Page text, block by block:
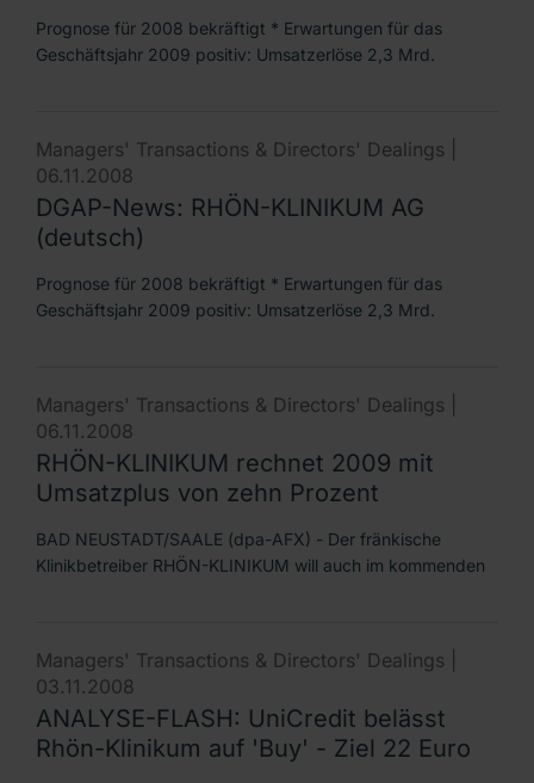
Prognose für 2008 bekräftigt * Erwartungen für das
Geschäftsjahr 2009 positiv: Umsatzerlöse 2,3 Mrd.
Managers' Transactions & Directors' Dealings |
06.11.2008
DGAP-News: RHÖN-KLINIKUM AG
(deutsch)
Prognose für 2008 bekräftigt * Erwartungen für das
Geschäftsjahr 2009 positiv: Umsatzerlöse 2,3 Mrd.
Managers' Transactions & Directors' Dealings |
06.11.2008
RHÖN-KLINIKUM rechnet 2009 mit
Umsatzplus von zehn Prozent
BAD NEUSTADT/SAALE (dpa-AFX) - Der fränkische
Klinikbetreiber RHÖN-KLINIKUM will auch im kommenden
Managers' Transactions & Directors' Dealings |
03.11.2008
ANALYSE-FLASH: UniCredit belässt
Rhön-Klinikum auf 'Buy' - Ziel 22 Euro